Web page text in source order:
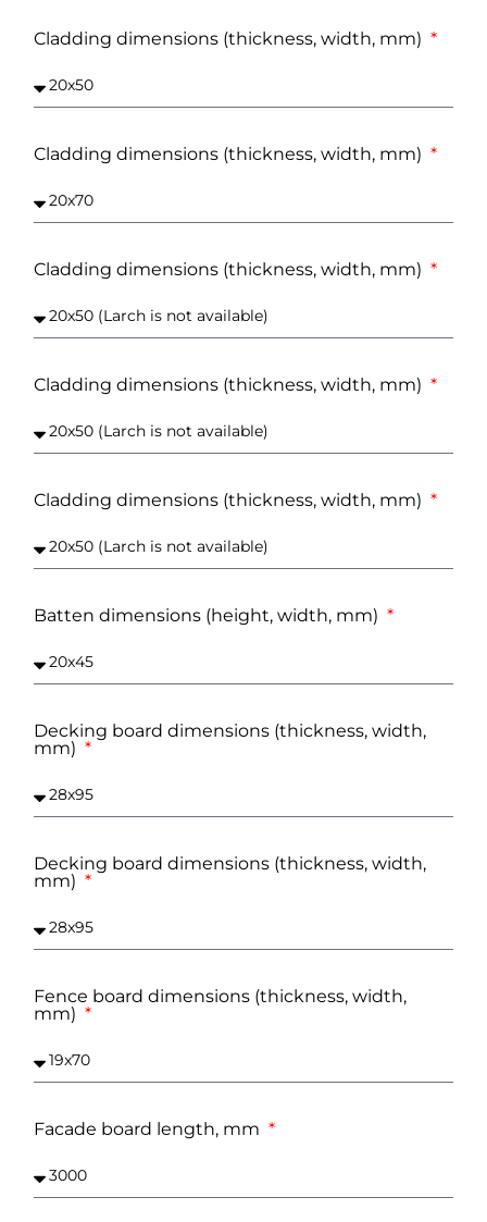
Cladding dimensions (thickness, width, mm)
Cladding dimensions (thickness, width, mm)
Cladding dimensions (thickness, width, mm)
Cladding dimensions (thickness, width, mm)
Cladding dimensions (thickness, width, mm)
Batten dimensions (height, width, mm)
Decking board dimensions (thickness, width,
mm)
Decking board dimensions (thickness, width,
mm)
Fence board dimensions (thickness, width,
mm)
Facade board length, mm